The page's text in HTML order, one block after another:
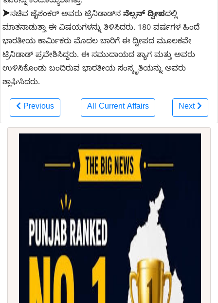
➤ಸಚಿವ ಜೈಶಂಕರ್ ಅವರು ಟ್ರಿನಿಡಾಡ್‌ನ ನೆಲ್ಸನ್ ದ್ವೀಪದಲ್ಲಿ
ಮಾತನಾಡುತ್ತಾ ಈ ವಿಷಯಗಳನ್ನು ತಿಳಿಸಿದರು. 180 ವರ್ಷಗಳ ಹಿಂದೆ
ಭಾರತೀಯ ಕಾರ್ಮಿಕರು ಮೊದಲ ಬಾರಿಗೆ ಈ ದ್ವೀಪದ ಮೂಲಕವೇ
ಟ್ರಿನಿಡಾಡ್ ಪ್ರವೇಶಿಸಿದ್ದರು. ಈ ಸಮುದಾಯದ ತ್ಯಾಗ ಮತ್ತು ಅವರು
ಉಳಿಸಿಕೊಂಡು ಬಂದಿರುವ ಭಾರತೀಯ ಸಂಸ್ಕೃತಿಯನ್ನು ಅವರು
ಶ್ಲಾಘಿಸಿದರು.
Previous All Current Affairs Next